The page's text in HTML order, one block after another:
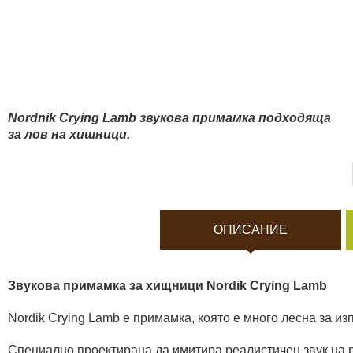
Боди камери и екшън
Соларни панели и
Спортни и смарт
Видеорегистратори
За подаръци
Nordnik Crying Lamb звукова примамка подходяща
за лов на хишници.
ОПИСАНИЕ
Звукова примамка за хищници Nordik Crying Lamb
Nordik Crying Lamb е примамка, която е много лесна за